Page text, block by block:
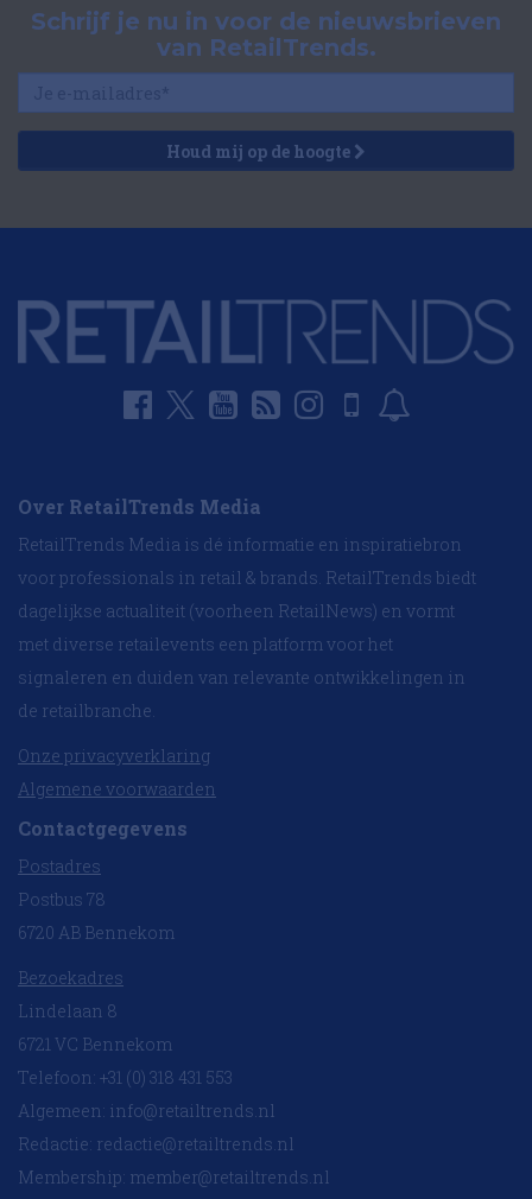
Schrijf je nu in voor de nieuwsbrieven
van RetailTrends.
Houd mij op de hoogte
Over RetailTrends Media
RetailTrends Media is dé informatie en inspiratiebron
voor professionals in retail & brands. RetailTrends biedt
dagelijkse actualiteit (voorheen RetailNews) en vormt
met diverse retailevents een platform voor het
signaleren en duiden van relevante ontwikkelingen in
de retailbranche.
Onze privacyverklaring
Algemene voorwaarden
Contactgegevens
Postadres
Postbus 78
6720 AB Bennekom
Bezoekadres
Lindelaan 8
6721 VC Bennekom
Telefoon: +31 (0) 318 431 553
Algemeen: info@retailtrends.nl
Redactie: redactie@retailtrends.nl
Membership: member@retailtrends.nl